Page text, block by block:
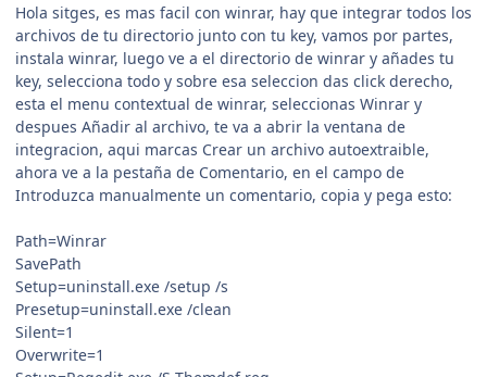
Hola sitges, es mas facil con winrar, hay que integrar todos los
archivos de tu directorio junto con tu key, vamos por partes,
instala winrar, luego ve a el directorio de winrar y añades tu
key, selecciona todo y sobre esa seleccion das click derecho,
esta el menu contextual de winrar, seleccionas Winrar y
despues Añadir al archivo, te va a abrir la ventana de
integracion, aqui marcas Crear un archivo autoextraible,
ahora ve a la pestaña de Comentario, en el campo de
Introduzca manualmente un comentario, copia y pega esto:
Path=Winrar
SavePath
Setup=uninstall.exe /setup /s
Presetup=uninstall.exe /clean
Silent=1
Overwrite=1